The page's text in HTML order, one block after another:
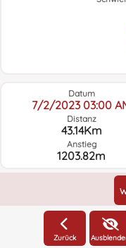
Datum
7/2/2023 03:00
Distanz
43.14Km
Anstieg
1203.82m
Zurück